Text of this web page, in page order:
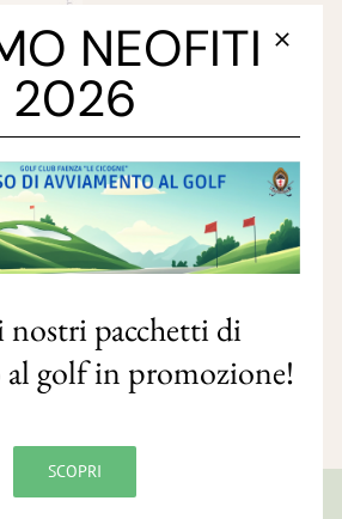
NEOFITI
2026
nostri pacchetti di
al golf in promozione!
SCOPRI